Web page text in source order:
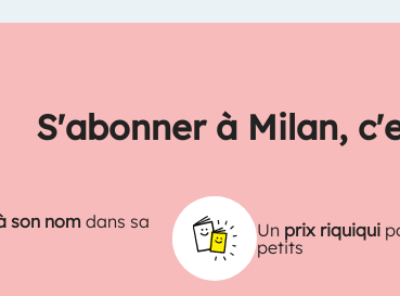
S'abonner à Milan,
son nom dans sa
Un prix riquiqui
petits